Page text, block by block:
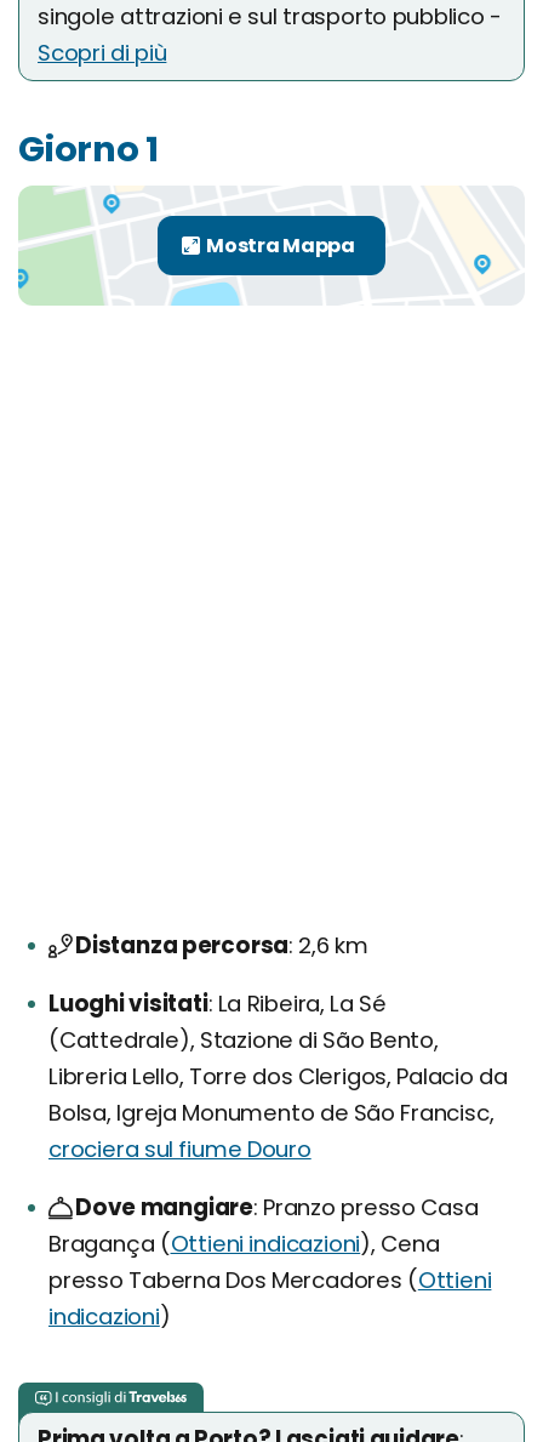
singole attrazioni e sul trasporto pubblico -
Scopri di più
Giorno 1
Distanza percorsa 2,6 km
Luoghi visitati La Ribeira, La Sé
(Cattedrale), Stazione di São Bento,
Libreria Lello, Torre dos Clerigos, Palacio da
Bolsa, Igreja Monumento de São Francisc,
crociera sul fiume Douro
Dove mangiare Pranzo presso Casa
Bragança (Ottieni indicazioni), Cena
presso Taberna Dos Mercadores (Ottieni
indicazioni)